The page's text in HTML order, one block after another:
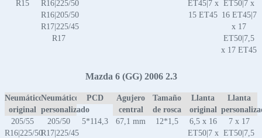
R15
R16|225/50
R16|205/50
R17|225/45
R17
ET45|7 x
15 ET45
ET50|7 x
16 ET45|7
x 17
ET50|7,5
x 17 ET45
Mazda 6 (GG) 2006 2.3
Neumático
original
Neumático
personalizado
PCD
Agujero
central
Tamaño
de rosca
Llanta
original
Llanta
205/55
R16|225/50
205/50
R17|225/45
5*114,3 67,1 mm 12*1,5
6,5 x 16
ET50|7 x
7 x 17
ET50|7,5